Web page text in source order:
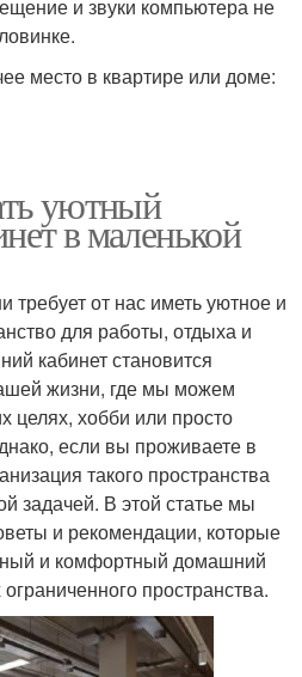
и звуки компьютера не
место в квартире или доме:
уютный
в маленькой
от нас иметь уютное и
для работы, отдыха и
кабинет становится
жизни, где мы можем
целях, хобби или просто
если вы проживаете в
такого пространства
задачей. В этой статье мы
и рекомендации, которые
и комфортный домашний
пространства.